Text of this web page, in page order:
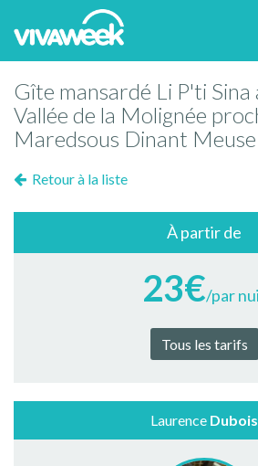
Gîte mansardé Li P'ti Sina
Vallée de la Molignée
Maredsous Dinant Meuse
Retour à la liste
À partir de
23€/par
Tous les tarifs
Laurence Dubois